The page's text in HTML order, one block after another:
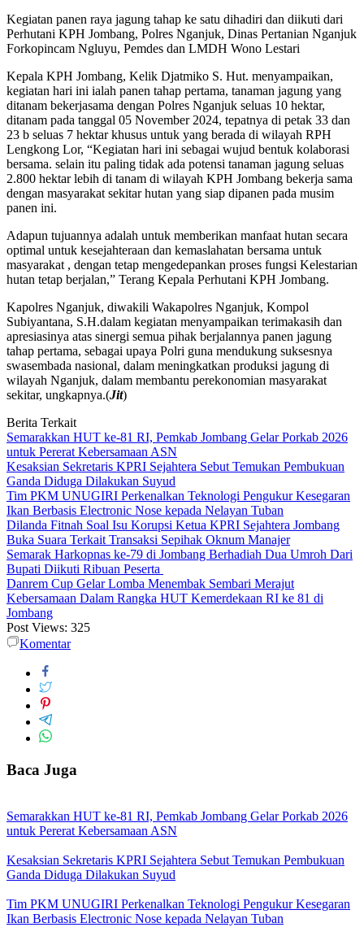
Kegiatan panen raya jagung tahap ke satu dihadiri dan diikuti dari
Perhutani KPH Jombang, Polres Nganjuk, Dinas Pertanian Nganjuk
Forkopincam Ngluyu, Pemdes dan LMDH Wono Lestari
Kepala KPH Jombang, Kelik Djatmiko S. Hut. menyampaikan,
kegiatan hari ini ialah panen tahap pertama, tanaman jagung yang
ditanam bekerjasama dengan Polres Nganjuk seluas 10 hektar,
ditanam pada tanggal 05 November 2024, tepatnya di petak 33 dan
23 b seluas 7 hektar khusus untuk yang berada di wilayah RPH
Lengkong Lor, “Kegiatan hari ini sebagai wujud bentuk kolaborasi
bersama. selain itu paling tidak ada potensi tanaman jagung seluas
2.800 hektar lebih di tanam di wilayah KPH Jombang bekerja sama
dengan masyarakat sekitar hutan yang siap dipanen pada musim
panen ini.
Adapun tujuannya adalah untuk memberikan manfaat hutan secara
optimal untuk kesejahteraan dan kemaslahatan bersama untuk
masyarakat , dengan tetap mengedepankan proses fungsi Kelestarian
hutan tetap berjalan,” Terang Kepala Perhutani KPH Jombang.
Kapolres Nganjuk, diwakili Wakapolres Nganjuk, Kompol
Subiyantana, S.H.dalam kegiatan menyampaikan terimakasih dan
apresiasinya atas sinergi semua pihak berjalannya panen jagung
tahap pertama, sebagai upaya Polri guna mendukung suksesnya
swasembada nasional, dalam meningkatkan produksi jagung di
wilayah Nganjuk, dalam membantu perekonomian masyarakat
sekitar, ungkapnya.(Jit)
Berita Terkait
Semarakkan HUT ke-81 RI, Pemkab Jombang Gelar Porkab 2026
untuk Pererat Kebersamaan ASN
Kesaksian Sekretaris KPRI Sejahtera Sebut Temukan Pembukuan
Ganda Diduga Dilakukan Suyud
Tim PKM UNUGIRI Perkenalkan Teknologi Pengukur Kesegaran
Ikan Berbasis Electronic Nose kepada Nelayan Tuban
Dilanda Fitnah Soal Isu Korupsi Ketua KPRI Sejahtera Jombang
Buka Suara Terkait Transaksi Sepihak Oknum Manajer
Semarak Harkopnas ke-79 di Jombang Berhadiah Dua Umroh Dari
Bupati Diikuti Ribuan Peserta
Danrem Cup Gelar Lomba Menembak Sembari Merajut
Kebersamaan Dalam Rangka HUT Kemerdekaan RI ke 81 di
Jombang
Post Views: 325
Komentar
Baca Juga
Semarakkan HUT ke-81 RI, Pemkab Jombang Gelar Porkab 2026
untuk Pererat Kebersamaan ASN
Kesaksian Sekretaris KPRI Sejahtera Sebut Temukan Pembukuan
Ganda Diduga Dilakukan Suyud
Tim PKM UNUGIRI Perkenalkan Teknologi Pengukur Kesegaran
Ikan Berbasis Electronic Nose kepada Nelayan Tuban